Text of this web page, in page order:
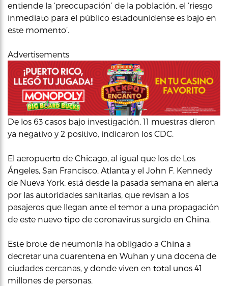
entiende la ‘preocupación’ de la población, el ‘riesgo
inmediato para el público estadounidense es bajo en
este momento’.
Advertisements
De los 63 casos bajo investigación, 11 muestras dieron
ya negativo y 2 positivo, indicaron los CDC.
El aeropuerto de Chicago, al igual que los de Los
Ángeles, San Francisco, Atlanta y el John F. Kennedy
de Nueva York, está desde la pasada semana en alerta
por las autoridades sanitarias, que revisan a los
pasajeros que llegan ante el temor a una propagación
de este nuevo tipo de coronavirus surgido en China.
Este brote de neumonía ha obligado a China a
decretar una cuarentena en Wuhan y una docena de
ciudades cercanas, y donde viven en total unos 41
millones de personas.